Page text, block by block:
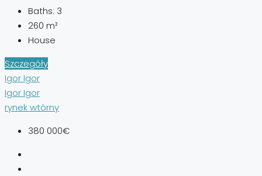
Baths: 3
260 m²
House
Szczegóły
Igor Igor
Igor Igor
rynek wtórny
380 000€